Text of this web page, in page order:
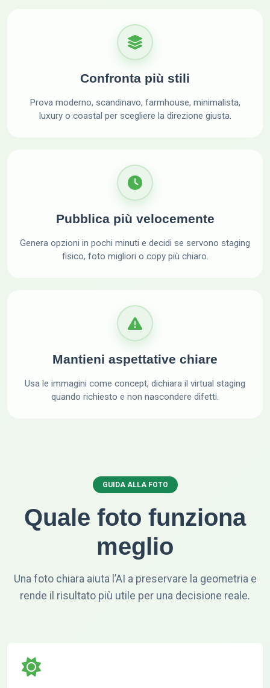
Confronta più stili
Prova moderno, scandinavo, farmhouse, minimalista,
luxury o coastal per scegliere la direzione giusta.
Pubblica più velocemente
Genera opzioni in pochi minuti e decidi se servono staging
fisico, foto migliori o copy più chiaro.
Mantieni aspettative chiare
Usa le immagini come concept, dichiara il virtual staging
quando richiesto e non nascondere difetti.
GUIDA ALLA FOTO
Quale foto funziona
meglio
Una foto chiara aiuta l’AI a preservare la geometria e
rende il risultato più utile per una decisione reale.